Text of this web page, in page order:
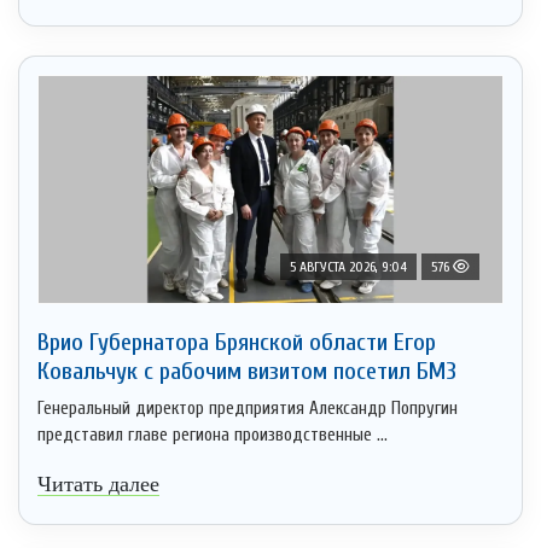
5 АВГУСТА 2026, 9:04 576
Врио Губернатора Брянской области Егор
Ковальчук с рабочим визитом посетил БМЗ
Генеральный директор предприятия Александр Попругин
представил главе региона производственные ...
Читать далее